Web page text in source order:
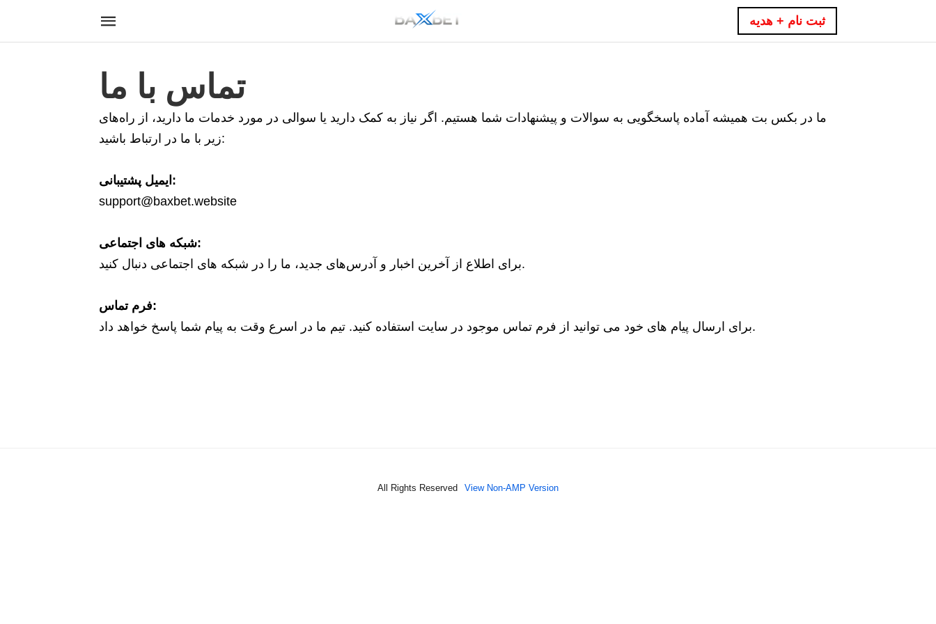
ثبت نام + هدیه
تماس با ما
ما در بکس بت همیشه آماده پاسخگویی به سوالات و پیشنهادات شما هستیم. اگر نیاز به کمک دارید یا سوالی در مورد خدمات ما دارید، از راه‌های
زیر با ما در ارتباط باشید:
ایمیل پشتیبانی:
support@baxbet.website
شبکه‌ های اجتماعی:
برای اطلاع از آخرین اخبار و آدرس‌های جدید، ما را در شبکه‌ های اجتماعی دنبال کنید.
فرم تماس:
برای ارسال پیام‌ های خود می‌ توانید از فرم تماس موجود در سایت استفاده کنید. تیم ما در اسرع وقت به پیام شما پاسخ خواهد داد.
All Rights Reserved View Non-AMP Version